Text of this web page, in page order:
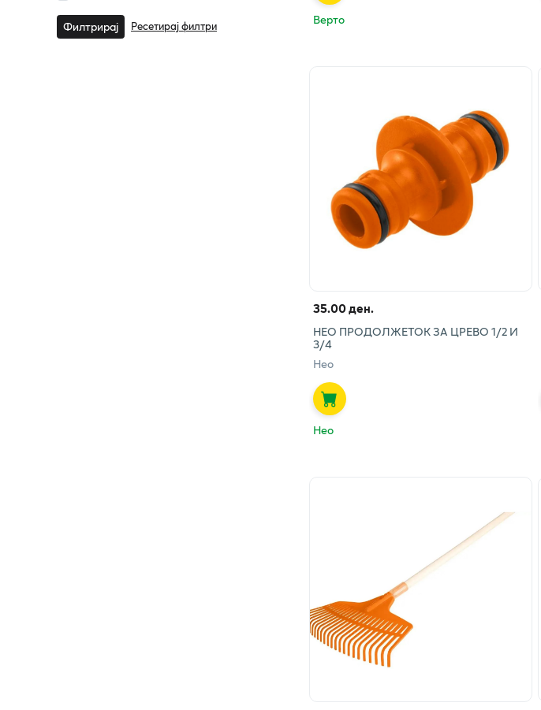
Филтрирај Ресетирај филтри Верто
35.00 ден.
НЕО ПРОДОЛЖЕТОК ЗА ЦРЕВО 1/2 И
3/4
Нео
Нео